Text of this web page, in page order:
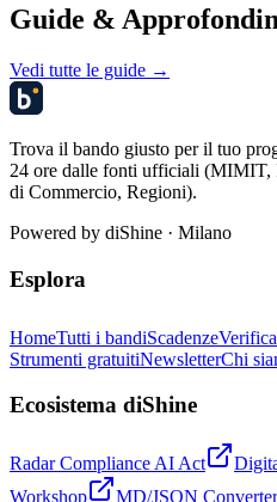
Guide &
Vedi tutte le guide →
Trova il bando giusto per il tuo
24 ore dalle fonti ufficiali (MIMIT,
di Commercio, Regioni).
Powered by diShine · Milano
Esplora
HomeTutti i bandiScadenze
Strumenti gratuitiNewsletterChi
Ecosistema diShine
Radar Compliance AI Act
Workshop
MD/JSON Converter